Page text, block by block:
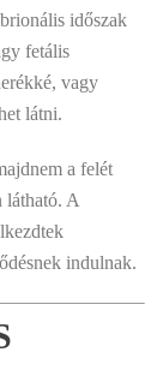
időszak
fetális
vagy
látni.
a felét
látható. A
indulnak.